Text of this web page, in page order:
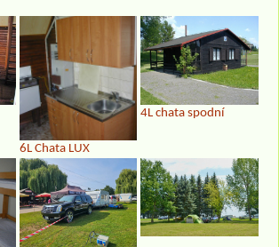
6L Chata LUX
4L chata spodní